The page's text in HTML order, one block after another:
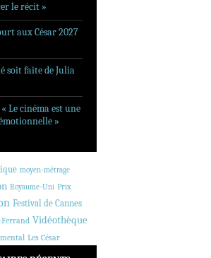
le récit »
aux César 2027
soit faite de Julia
Le cinéma est une
»
moyen-métrage
Royaume-Uni Prix
Festival de Cannes
Ferrand Vidéothèque
Les César